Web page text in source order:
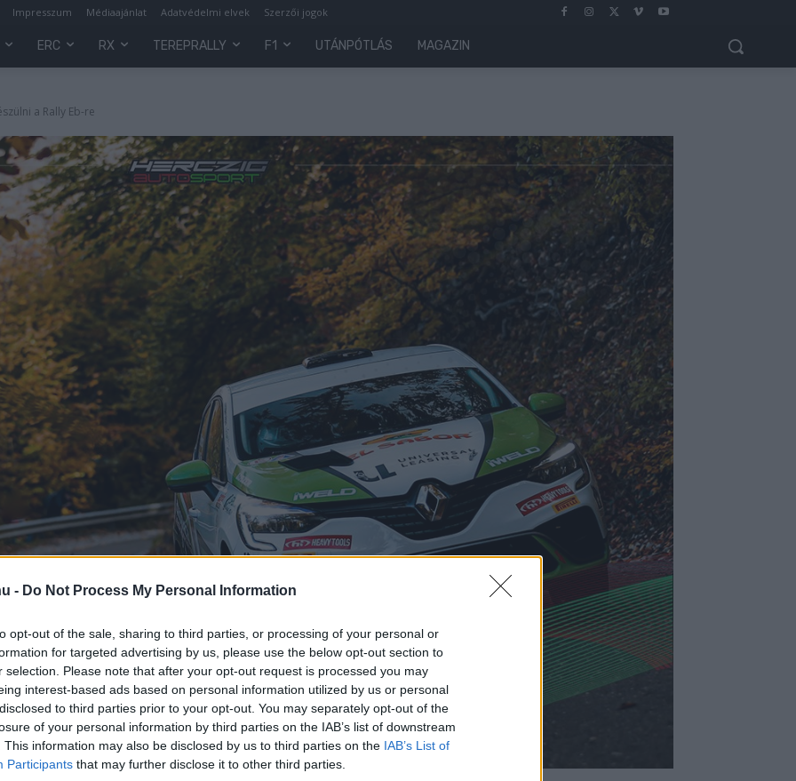
- Do Not Process My Personal Information
opt-out of the sale, sharing to third parties, or processing of your personal or
for targeted advertising by us, please use the below opt-out section to
selection. Please note that after your opt-out request is processed you may
interest-based ads based on personal information utilized by us or personal
to third parties prior to your opt-out. You may separately opt-out of the
of your personal information by third parties on the IAB’s list of downstream
This information may also be disclosed by us to third parties on the IAB’s List of
Participants that may further disclose it to other third parties.
Impresszum Médiaajánlat Adatvédelmi elvek Szerzői jogok
ERC RX TEREPRALLY F1 UTÁNPÓTLÁS MAGAZIN
a Rally Eb-re
is lehet
Eb-re